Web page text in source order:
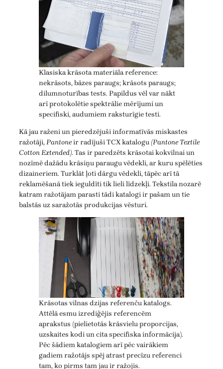
Klasiska krāsota materiāla reference:
nekrāsots, bāzes paraugs; krāsots paraugs;
dilumnoturības tests. Papildus vēl var nākt
arī protokolētie spektrālie mērījumi un
specifiski, audumiem raksturīgie testi.
Kā jau raženi un pieredzējuši informatīvās miskastes
ražotāji,Pantoneir radījuši TCX katalogu (Pantone Textile
Cotton Extended). Tas ir paredzēts krāsotai kokvilnai un
nozīmē dažādu krāsiņu paraugu vēdekli, ar kuru spēlēties
dizaineriem. Turklāt ļoti dārgu vēdekli, tāpēc arī tā
reklamēšanā tiek ieguldīti tik lieli līdzekļi. Tekstila nozarē
katram ražotājam parasti tādi katalogi ir pašam un tie
balstās uz saražotās produkcijas vēsturi.
Krāsotas vilnas dzijas referenču katalogs.
Attēlā esmu izrediģējis referencēm
aprakstus (pielietotās krāsvielu proporcijas,
uzskaites kodi un cita specifiska informācija).
Pēc šādiem katalogiem arī pēc vairākiem
gadiem ražotājs spēj atrast precīzu referenci
tam, ko pirms tam jau ir ražojis.